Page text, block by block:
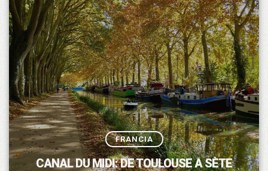
FRANCIA
CANAL DU MIDI: DE TOULOUSE A SÈTE